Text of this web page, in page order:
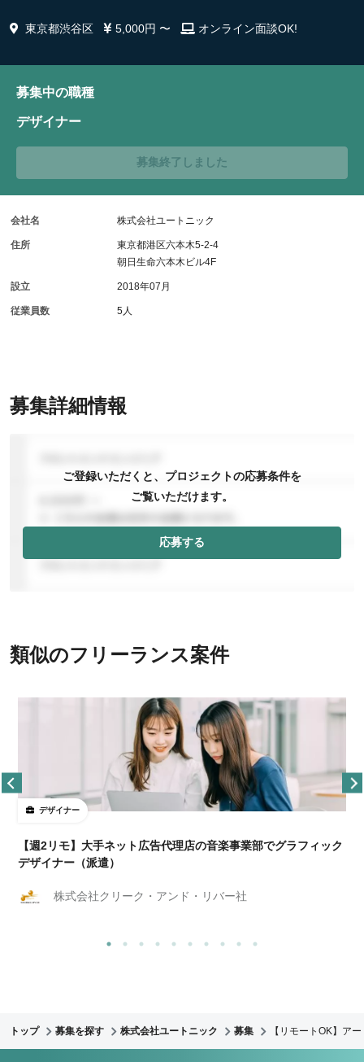
東京都渋谷区 5,000円 〜 オンライン面談OK!
募集詳細情報
ご登録いただくと、プロジェクトの応募条件を
ご覧いただけます。
応募する
募集中の職種
デザイナー
募集終了しました
会社名 株式会社ユートニック
住所
東京都港区六本木5-2-4
朝日生命六本木ビル4F
設立 2018年07月
従業員数 5人
類似のフリーランス案件
デザイナー
【週2リモ】大手ネット広告代理店の音楽事業部でグラフィック
デザイナー（派遣）
株式会社クリーク・アンド・リバー社
トップ 募集を探す 株式会社ユートニック 募集 【リモートOK】ア